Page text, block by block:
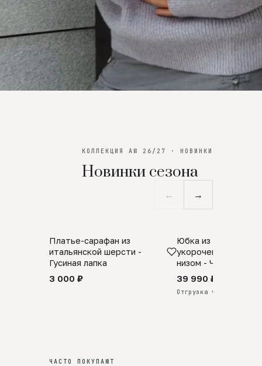
КОЛЛЕКЦИЯ AW 26/27 · НОВИНКИ
Новинки сезона
← →
SALE
Платье-сарафан из
итальянской шерсти -
Гусиная лапка
3 000 ₽
ПРЕДЗАКАЗ
Юбка из
укороченная с
низом - Черный
39 990 ₽
Отгрузка через 25 дней
ЧАСТО ПОКУПАЮТ